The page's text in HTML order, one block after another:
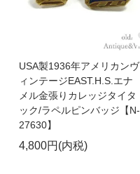
USA製1936年アメリカンヴ
ィンテージEAST.H.S.エナ
メル金張りカレッジタイタ
ック/ラペルピンバッジ【N-
27630】
4,800円(内税)